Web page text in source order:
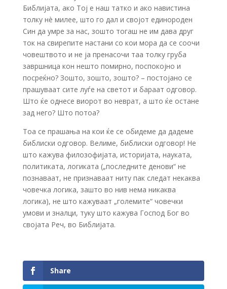
Библијата, ако Тој е наш татко и ако навистина
толку нè милее, што го дал и својот единороден
Син да умре за нас, зошто тогаш не им дава друг
ток на свирепите настани со кои мора да се соочи
човештвото и не ја пренасочи таа толку груба
завршница кон нешто помирно, поспокојно и
посреќно? Зошто, зошто, зошто? – постојано се
прашуваат сите луѓе на светот и бараат одговор.
Што ќе однесе виорот во неврат, а што ќе остане
зад него? Што потоа?
Тоа се прашања на кои ќе се обидеме да дадеме
библиски одговор. Велиме, библиски одговор! Не
што кажува филозофијата, историјата, науката,
политиката, логиката („последните денови“ не
познаваат, не признаваат ниту пак следат некаква
човечка логика, зашто во нив нема никаква
логика), не што кажуваат „големите“ човечки
умови и зналци, туку што кажува Господ Бог во
својата Реч, во Библијата.
Share